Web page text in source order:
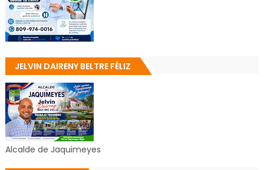
JELVIN DAIRENY BELTRE FÉLIZ
Alcalde de Jaquimeyes